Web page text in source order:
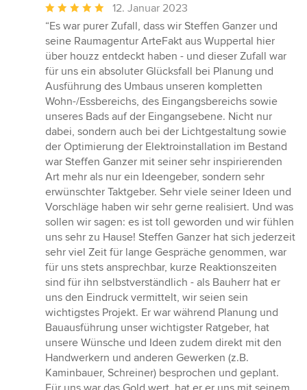
Durchschnittliche
Bewertung:
5
von
5
Sternen
12. Januar 2023
“Es war purer Zufall, dass wir Steffen Ganzer und
seine Raumagentur ArteFakt aus Wuppertal hier
über houzz entdeckt haben - und dieser Zufall war
für uns ein absoluter Glücksfall bei Planung und
Ausführung des Umbaus unseren kompletten
Wohn-/Essbereichs, des Eingangsbereichs sowie
unseres Bads auf der Eingangsebene. Nicht nur
dabei, sondern auch bei der Lichtgestaltung sowie
der Optimierung der Elektroinstallation im Bestand
war Steffen Ganzer mit seiner sehr inspirierenden
Art mehr als nur ein Ideengeber, sondern sehr
erwünschter Taktgeber. Sehr viele seiner Ideen und
Vorschläge haben wir sehr gerne realisiert. Und was
sollen wir sagen: es ist toll geworden und wir fühlen
uns sehr zu Hause! Steffen Ganzer hat sich jederzeit
sehr viel Zeit für lange Gespräche genommen, war
für uns stets ansprechbar, kurze Reaktionszeiten
sind für ihn selbstverständlich - als Bauherr hat er
uns den Eindruck vermittelt, wir seien sein
wichtigstes Projekt. Er war während Planung und
Bauausführung unser wichtigster Ratgeber, hat
unsere Wünsche und Ideen zudem direkt mit den
Handwerkern und anderen Gewerken (z.B.
Kaminbauer, Schreiner) besprochen und geplant.